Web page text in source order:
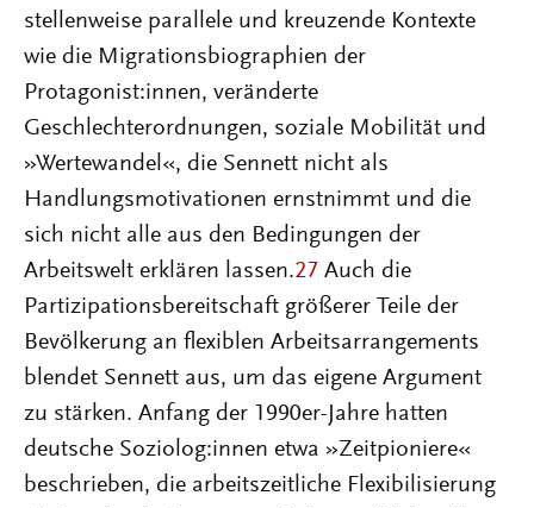
stellenweise parallele und kreuzende Kontexte
wie die Migrationsbiographien der
Protagonist:innen, veränderte
Geschlechterordnungen, soziale Mobilität und
»Wertewandel«, die Sennett nicht als
Handlungsmotivationen ernstnimmt und die
sich nicht alle aus den Bedingungen der
Arbeitswelt erklären lassen.27 Auch die
Partizipationsbereitschaft größerer Teile der
Bevölkerung an flexiblen Arbeitsarrangements
blendet Sennett aus, um das eigene Argument
zu stärken. Anfang der 1990er-Jahre hatten
deutsche Soziolog:innen etwa »Zeitpioniere«
beschrieben, die arbeitszeitliche Flexibilisierung